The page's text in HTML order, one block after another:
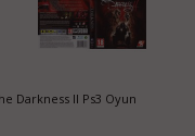
Darkness II Ps3 Oyun